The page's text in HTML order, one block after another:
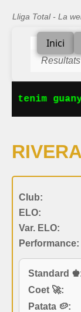
Lliga Total - La
Inici
tenim
Club:
ELO:
Var. ELO:
Performance:
Standard
Coet 🚀:
Patata 🥔: